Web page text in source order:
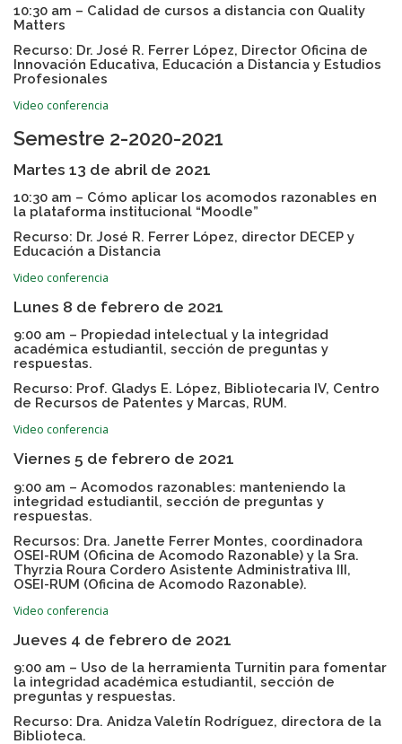
10:30 am – Calidad de cursos a distancia con Quality
Matters
Recurso: Dr. José R. Ferrer López, Director Oficina de
Innovación Educativa, Educación a Distancia y Estudios
Profesionales
Video conferencia
Semestre 2-2020-2021
Martes 13 de abril de 2021
10:30 am – Cómo aplicar los acomodos razonables en
la plataforma institucional “Moodle”
Recurso: Dr. José R. Ferrer López, director DECEP y
Educación a Distancia
Video conferencia
Lunes 8 de febrero de 2021
9:00 am – Propiedad intelectual y la integridad
académica estudiantil, sección de preguntas y
respuestas.
Recurso: Prof. Gladys E. López, Bibliotecaria IV, Centro
de Recursos de Patentes y Marcas, RUM.
Video conferencia
Viernes 5 de febrero de 2021
9:00 am – Acomodos razonables: manteniendo la
integridad estudiantil, sección de preguntas y
respuestas.
Recursos: Dra. Janette Ferrer Montes, coordinadora
OSEI-RUM (Oficina de Acomodo Razonable) y la Sra.
Thyrzia Roura Cordero Asistente Administrativa III,
OSEI-RUM (Oficina de Acomodo Razonable).
Video conferencia
Jueves 4 de febrero de 2021
9:00 am – Uso de la herramienta Turnitin para fomentar
la integridad académica estudiantil, sección de
preguntas y respuestas.
Recurso: Dra. Anidza Valetín Rodríguez, directora de la
Biblioteca.